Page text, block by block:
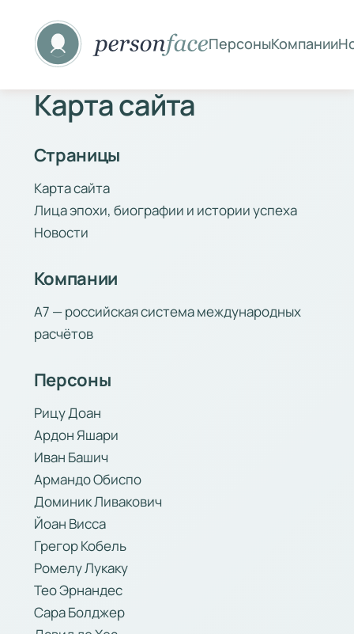
ПерсоныКомпании
Карта сайта
Страницы
Карта сайта
Лица эпохи, биографии и истории успеха
Новости
Компании
А7 — российская система международных
расчётов
Персоны
Рицу Доан
Ардон Яшари
Иван Башич
Армандо Обиспо
Доминик Ливакович
Йоан Висса
Грегор Кобель
Ромелу Лукаку
Тео Эрнандес
Сара Болджер